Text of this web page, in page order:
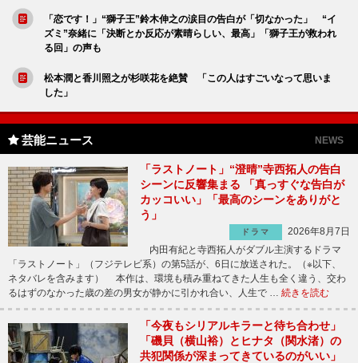
「恋です！」“獅子王”鈴木伸之の涙目の告白が「切なかった」 “イ
ズミ”奈緒に「決断とか反応が素晴らしい、最高」「獅子王が救われ
る回」の声も
松本潤と香川照之が杉咲花を絶賛 「この人はすごいなって思いま
した」
芸能ニュース NEWS
「ラストノート」“澄晴”寺西拓人の告白
シーンに反響集まる 「真っすぐな告白が
カッコいい」「最高のシーンをありがと
う」
ドラマ
2026年8月7日
内田有紀と寺西拓人がダブル主演するドラマ
「ラストノート」（フジテレビ系）の第5話が、6日に放送された。（※以下、
ネタバレを含みます） 本作は、環境も積み重ねてきた人生も全く違う、交わ
るはずのなかった歳の差の男女が静かに引かれ合い、人生で … 続きを読む
「今夜もシリアルキラーと待ち合わせ」
「磯貝（横山裕）とヒナタ（関水渚）の
共犯関係が深まってきているのがいい」